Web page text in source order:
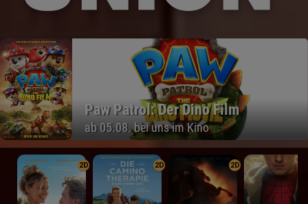
Der Spaziergang nach Syrakus
PREVIEW am 09.08. im Freiluftkino
2D 2D 2D